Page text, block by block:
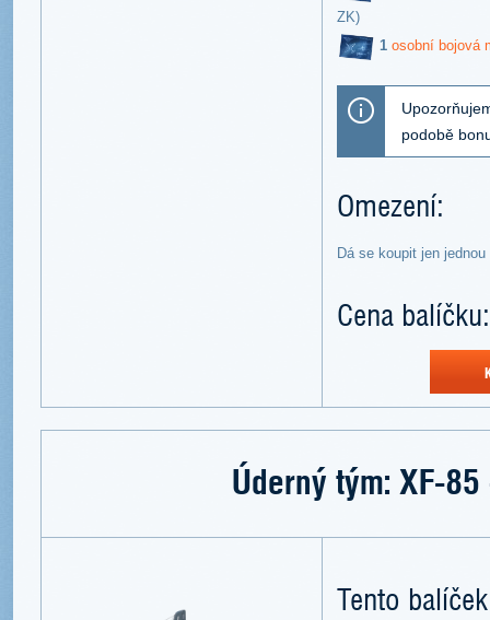
ZK)
1 osobní bojová
podobě
Omezení:
Dá se koupit jen
Cena
Úderný tým: XF-
Tento